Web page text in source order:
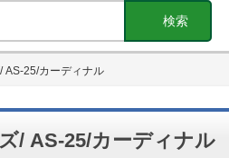
25/カーディナル
/ AS-25/カーディナル